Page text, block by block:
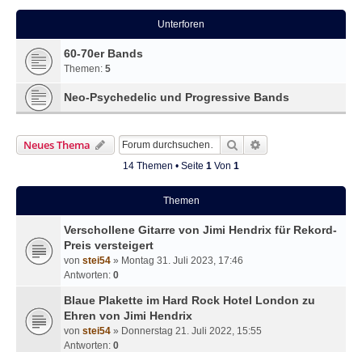
Unterforen
60-70er Bands
Themen: 5
Neo-Psychedelic und Progressive Bands
Neues Thema Suche
14 Themen • Seite 1 Von 1
Themen
Verschollene Gitarre von Jimi Hendrix für Rekord-
Preis versteigert
von stei54 » Montag 31. Juli 2023, 17:46
Antworten: 0
Blaue Plakette im Hard Rock Hotel London zu
Ehren von Jimi Hendrix
von stei54 » Donnerstag 21. Juli 2022, 15:55
Antworten: 0